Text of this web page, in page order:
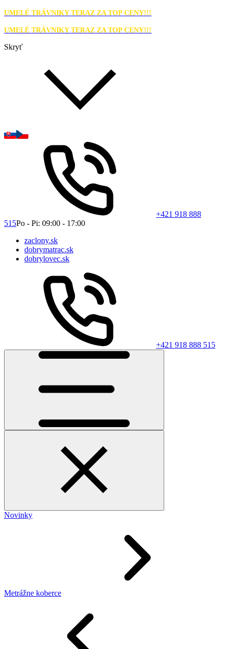
UMELÉ TRÁVNIKY TERAZ ZA TOP CENY!!!
UMELÉ TRÁVNIKY TERAZ ZA TOP CENY!!!
Skryť
+421 918 888
515Po - Pi: 09:00 - 17:00
zaclony.sk
dobrymatrac.sk
dobrylovec.sk
+421 918 888 515
Novinky
Metrážne koberce